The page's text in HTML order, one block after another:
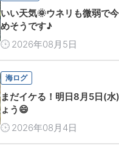
いい天気🌞ウネリも微弱で
めそうです♪
2026年08月5日
海ログ
まだイケる！明日8月5日(
ょう😄
2026年08月4日